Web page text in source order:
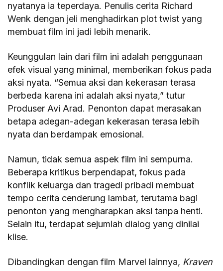
nyatanya ia teperdaya. Penulis cerita Richard
Wenk dengan jeli menghadirkan plot twist yang
membuat film ini jadi lebih menarik.
Keunggulan lain dari film ini adalah penggunaan
efek visual yang minimal, memberikan fokus pada
aksi nyata. “Semua aksi dan kekerasan terasa
berbeda karena ini adalah aksi nyata,” tutur
Produser Avi Arad. Penonton dapat merasakan
betapa adegan-adegan kekerasan terasa lebih
nyata dan berdampak emosional.
Namun, tidak semua aspek film ini sempurna.
Beberapa kritikus berpendapat, fokus pada
konflik keluarga dan tragedi pribadi membuat
tempo cerita cenderung lambat, terutama bagi
penonton yang mengharapkan aksi tanpa henti.
Selain itu, terdapat sejumlah dialog yang dinilai
klise.
Dibandingkan dengan film Marvel lainnya, Kraven